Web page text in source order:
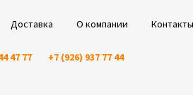
Доставка О компании Контакты
47 77 +7 (926) 937 77 44